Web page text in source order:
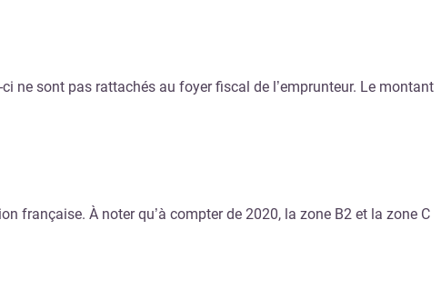
ne sont pas rattachés au foyer fiscal de l’emprunteur. Le montant
française. À noter qu’à compter de 2020, la zone B2 et la zone C